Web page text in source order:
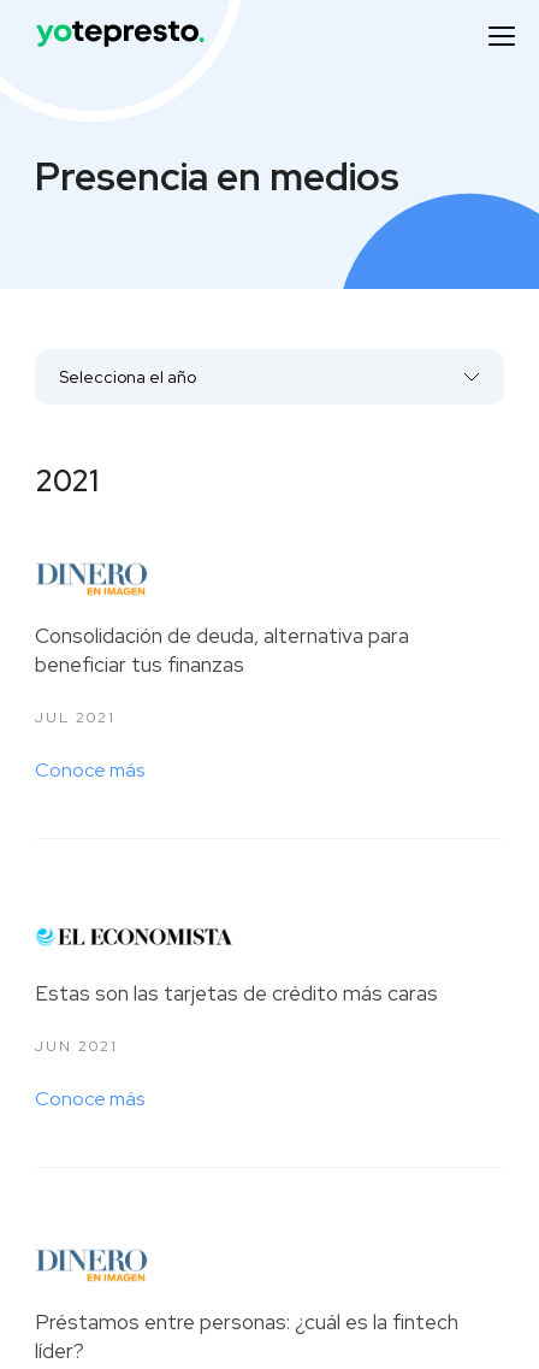
Presencia en medios
Selecciona el año
2020
2019
2021
Consolidación de deuda, alternativa para
beneficiar tus finanzas
JUL 2021
Conoce más
Estas son las tarjetas de crédito más caras
JUN 2021
Conoce más
Préstamos entre personas: ¿cuál es la fintech
líder?